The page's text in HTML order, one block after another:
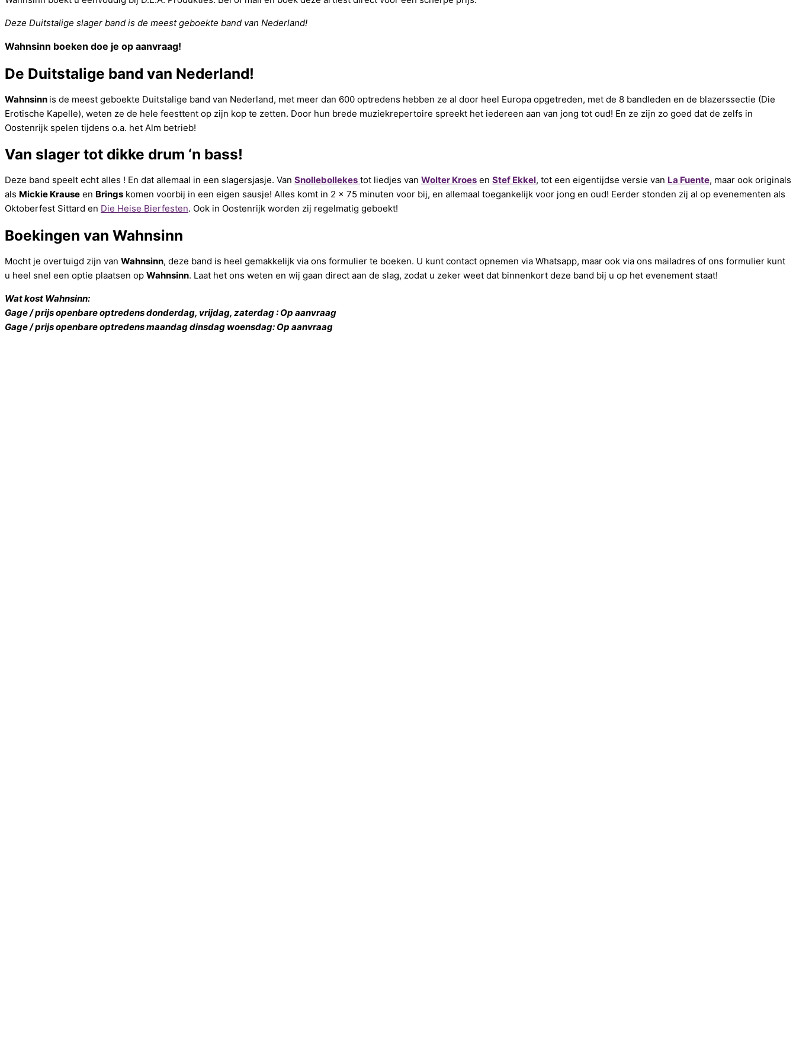
Deze Duitstalige slager band is de meest geboekte band van Nederland!
Wahnsinn boeken doe je op aanvraag!
De Duitstalige band van Nederland!
Wahnsinn is de meest geboekte Duitstalige band van Nederland, met meer dan 600 optredens hebben ze al door heel Europa opgetreden, met de 8 bandleden en de blazerssectie (Die
Erotische Kapelle), weten ze de hele feesttent op zijn kop te zetten. Door hun brede muziekrepertoire spreekt het iedereen aan van jong tot oud! En ze zijn zo goed dat de zelfs in
Oostenrijk spelen tijdens o.a. het Alm betrieb!
Van slager tot dikke drum ‘n bass!
Deze band speelt echt alles ! En dat allemaal in een slagersjasje. Van Snollebollekes tot liedjes van Wolter Kroes en Stef Ekkel, tot een eigentijdse versie van La Fuente, maar ook originals
als Mickie Krause en Brings komen voorbij in een eigen sausje! Alles komt in 2 x 75 minuten voor bij, en allemaal toegankelijk voor jong en oud! Eerder stonden zij al op evenementen als
Oktoberfest Sittard en Die Heise Bierfesten. Ook in Oostenrijk worden zij regelmatig geboekt!
Boekingen van Wahnsinn
Mocht je overtuigd zijn van Wahnsinn, deze band is heel gemakkelijk via ons formulier te boeken. U kunt contact opnemen via Whatsapp, maar ook via ons mailadres of ons formulier kunt
u heel snel een optie plaatsen op Wahnsinn. Laat het ons weten en wij gaan direct aan de slag, zodat u zeker weet dat binnenkort deze band bij u op het evenement staat!
Wat kost Wahnsinn:
Gage / prijs openbare optredens donderdag, vrijdag, zaterdag : Op aanvraag
Gage / prijs openbare optredens maandag dinsdag woensdag: Op aanvraag